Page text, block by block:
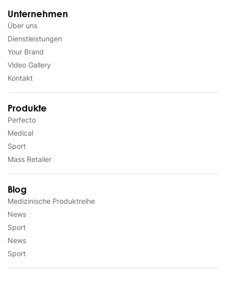
Unternehmen
Über uns
Dienstleistungen
Your Brand
Video Gallery
Kontakt
Produkte
Perfecto
Medical
Sport
Mass Retailer
Blog
Medizinische Produktreihe
News
Sport
News
Sport